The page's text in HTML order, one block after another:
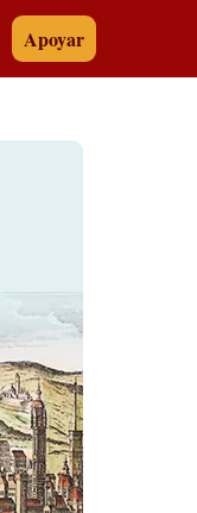
Apoyar